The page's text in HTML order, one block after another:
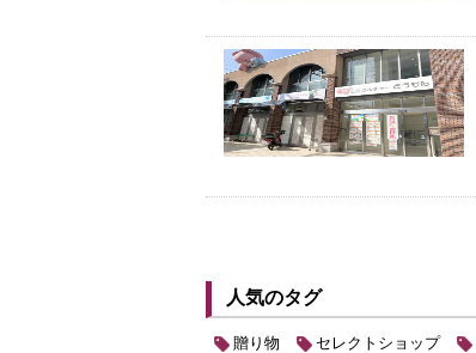
人気のタグ
贈り物 セレクトショップ